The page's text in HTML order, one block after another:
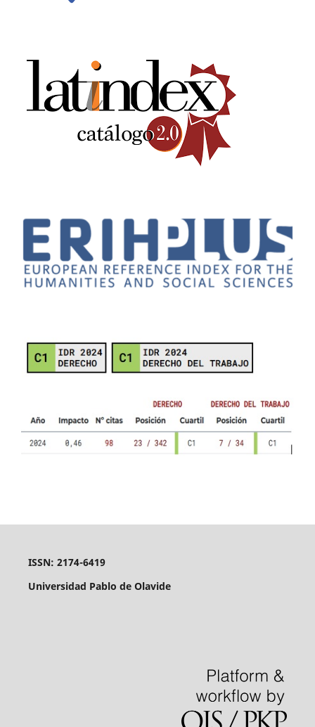
ISSN: 2174-6419
Universidad Pablo de Olavide